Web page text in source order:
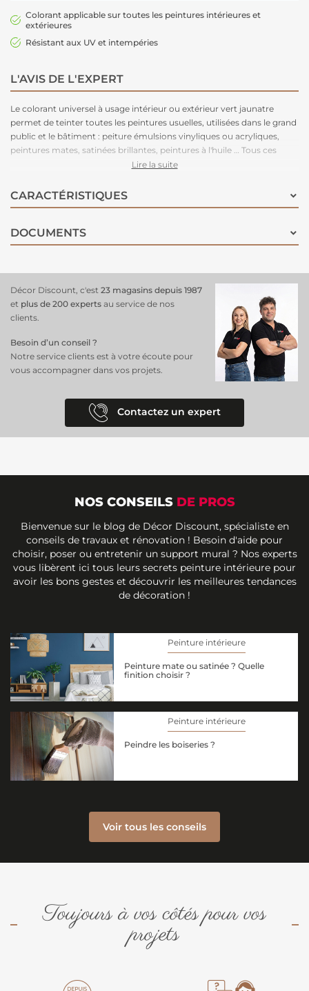
Colorant applicable sur toutes les peintures intérieures et
extérieures
Résistant aux UV et intempéries
L'AVIS DE L'EXPERT
Le colorant universel à usage intérieur ou extérieur vert jaunatre
permet de teinter toutes les peintures usuelles, utilisées dans le grand
public et le bâtiment : peiture émulsions vinyliques ou acryliques,
peintures mates, satinées brillantes, peintures à l'huile … Tous ces
colorants sont solides à la lumière et aux intempéries. Seules les
l'extérieur lorsqu'elles sont utilisées dans les teintes pastel.
Lire la suite
CARACTÉRISTIQUES
DOCUMENTS
Décor Discount, c'est 23 magasins depuis 1987
et plus de 200 experts au service de nos
clients.
Besoin d’un conseil ?
Notre service clients est à votre écoute pour
vous accompagner dans vos projets.
Contactez un expert
NOS CONSEILS DE PROS
Bienvenue sur le blog de Décor Discount, spécialiste en
conseils de travaux et rénovation ! Besoin d'aide pour
choisir, poser ou entretenir un support mural ? Nos experts
vous libèrent ici tous leurs secrets peinture intérieure pour
avoir les bons gestes et découvrir les meilleures tendances
de décoration !
Peinture intérieure
Peinture mate ou satinée ? Quelle
finition choisir ?
Peinture intérieure
Peindre les boiseries ?
Voir tous les conseils
Toujours à vos côtés pour vos
projets